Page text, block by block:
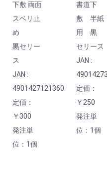
下敷 両面
スベリ止
め
黒セリー
ス
JAN :
4901427121360
定価：
￥300
発注単
位：1個
書道下
敷 半紙
用 黒
セリース
JAN :
定価：
￥250
発注単
位：1個